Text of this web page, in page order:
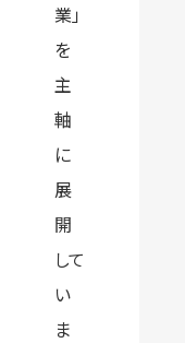
業」
を
主
軸
に
展
開
して
い
ま